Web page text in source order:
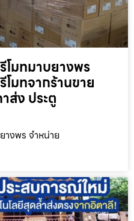
โมทมาบยางพร
โมทจากร้านขาย
ส่ง ประตู
างพร จำหน่าย